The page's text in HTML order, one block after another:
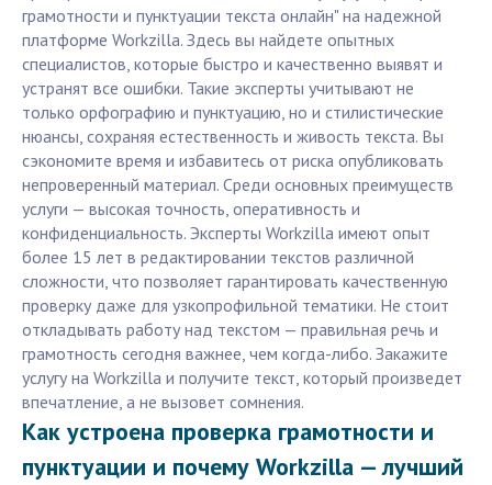
грамотности и пунктуации текста онлайн" на надежной
платформе Workzilla. Здесь вы найдете опытных
специалистов, которые быстро и качественно выявят и
устранят все ошибки. Такие эксперты учитывают не
только орфографию и пунктуацию, но и стилистические
нюансы, сохраняя естественность и живость текста. Вы
сэкономите время и избавитесь от риска опубликовать
непроверенный материал. Среди основных преимуществ
услуги — высокая точность, оперативность и
конфиденциальность. Эксперты Workzilla имеют опыт
более 15 лет в редактировании текстов различной
сложности, что позволяет гарантировать качественную
проверку даже для узкопрофильной тематики. Не стоит
откладывать работу над текстом — правильная речь и
грамотность сегодня важнее, чем когда-либо. Закажите
услугу на Workzilla и получите текст, который произведет
впечатление, а не вызовет сомнения.
Как устроена проверка грамотности и
пунктуации и почему Workzilla — лучший